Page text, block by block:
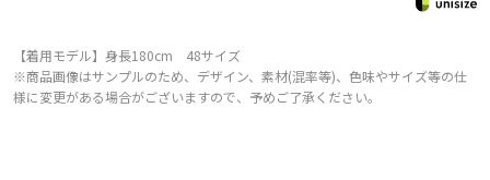
【着用モデル】身長180cm 48サイズ
※商品画像はサンプルのため、デザイン、素材(混率等)、色味やサイズ等の仕
様に変更がある場合がございますので、予めご了承ください。